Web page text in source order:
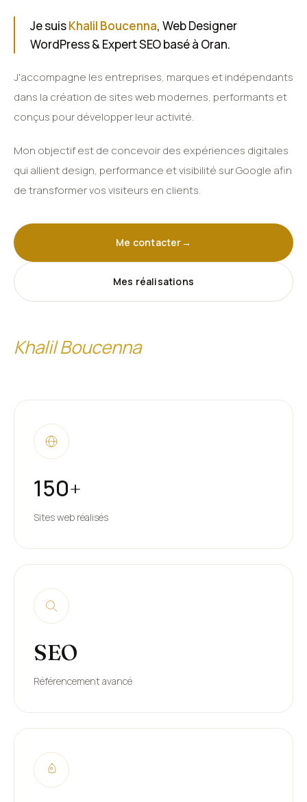
Je suisKhalil Boucenna, Web Designer
WordPress & Expert SEO basé à Oran.
J'accompagne les entreprises, marques et indépendants
dans la création de sites web modernes, performants et
conçus pour développer leur activité.
Mon objectif est de concevoir des expériences digitales
qui allient design, performance et visibilité sur Google afin
de transformer vos visiteurs en clients.
Me contacter→
Mes réalisations
Khalil Boucenna
150+
Sites web réalisés
SEO
Référencement avancé